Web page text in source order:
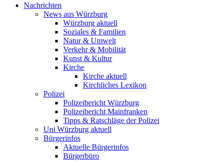
Nachrichten
News aus Würzburg
Würzburg aktuell
Soziales & Familien
Natur & Umwelt
Verkehr & Mobilität
Kunst & Kultur
Kirche
Kirche aktuell
Kirchliches Lexikon
Polizei
Polizeibericht Würzburg
Polizeibericht Mainfranken
Tipps & Ratschläge der Polizei
Uni Würzburg aktuell
Bürgerinfos
Aktuelle Bürgerinfos
Bürgerbüro